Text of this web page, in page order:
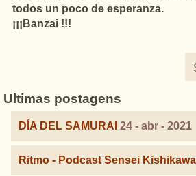
todos un poco de esperanza.
¡¡¡Banzai !!!
Ultimas postagens
DÍA DEL SAMURAI 24 - abr - 2021
Ritmo - Podcast Sensei Kishikawa